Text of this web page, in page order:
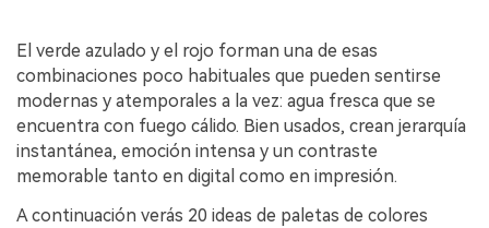
El verde azulado y el rojo forman una de esas
combinaciones poco habituales que pueden sentirse
modernas y atemporales a la vez: agua fresca que se
encuentra con fuego cálido. Bien usados, crean jerarquía
instantánea, emoción intensa y un contraste
memorable tanto en digital como en impresión.
A continuación verás 20 ideas de paletas de colores